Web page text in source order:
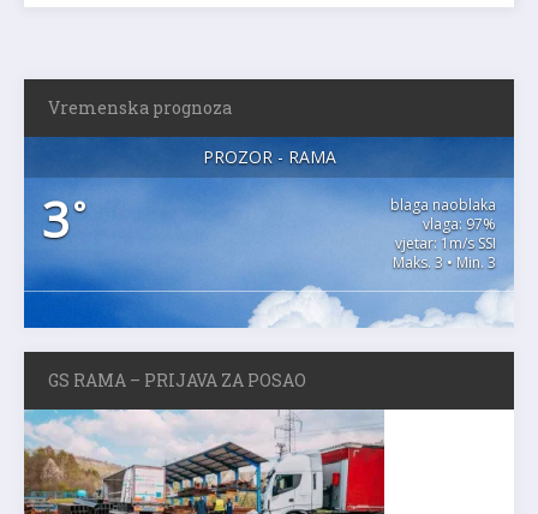
Vremenska prognoza
PROZOR - RAMA
3°
blaga naoblaka
vlaga: 97%
vjetar: 1m/s SSI
Maks. 3 • Min. 3
GS RAMA – PRIJAVA ZA POSAO